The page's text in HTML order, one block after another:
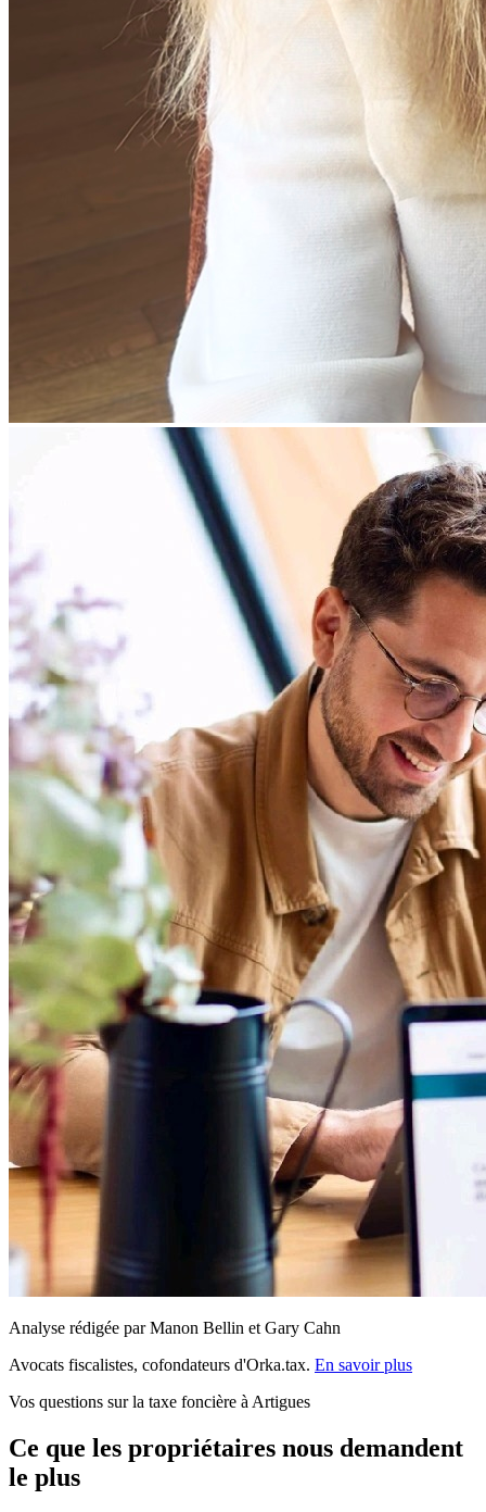
Analyse rédigée par Manon Bellin et Gary Cahn
Avocats fiscalistes, cofondateurs d'Orka.tax. En savoir plus
Vos questions sur la taxe foncière à Artigues
Ce que les propriétaires nous demandent
le plus